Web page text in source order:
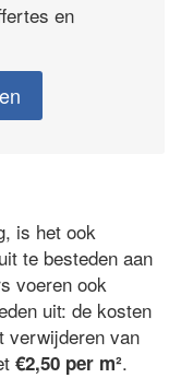
en
is het ook
te besteden aan
voeren ook
uit: de kosten
verwijderen van
€2,50 per m².